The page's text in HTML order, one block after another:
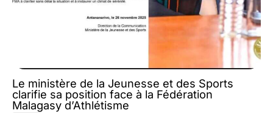
Le ministère de la Jeunesse et des Sports
clarifie sa position face à la Fédération
Malagasy d’Athlétisme